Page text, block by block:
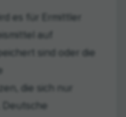
es für Ermittler
auf
sind oder die
die sich nur